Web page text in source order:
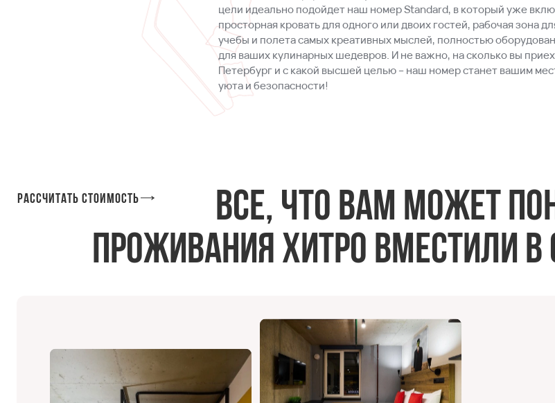
цели идеально подойдет наш номер Standard, в который уже
просторная кровать для одного или двоих гостей, рабочая зона
учебы и полета самых креативных мыслей, полностью
для ваших кулинарных шедевров. И не важно, на сколько вы
Петербург и с какой высшей целью – наш номер станет вашим
уюта и безопасности!
Рассчитать стоимость
Все, что вам может
проживания хитро вместили